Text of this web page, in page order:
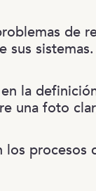
de
sus sistemas.
la
una foto
los procesos